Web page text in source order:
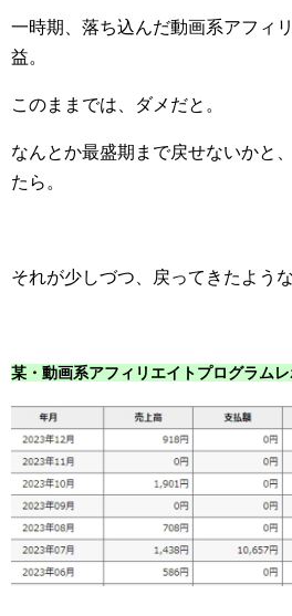
一時期、落ち込んだ動画系アフィ
益。
このままでは、ダメだと。
なんとか最盛期まで戻せないかと
たら。
それが少しづつ、戻ってきたよう
某・動画系アフィリエイトプログラムレ